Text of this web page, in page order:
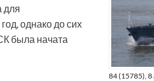
для
однако до сих
была начата
84 (15785), 8